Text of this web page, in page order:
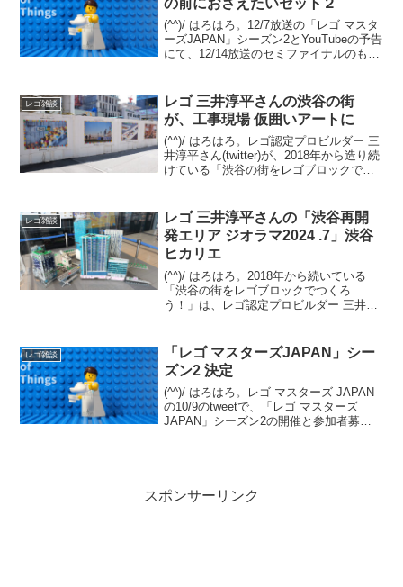
(^^)/ はろはろ。12/7放送の「レゴ マスタ
ーズJAPAN」シーズン2とYouTubeの予告
にて、12/14放送のセミファイナルのもう
ァイナルでは、既存セ...
レゴ雑談
レゴ 三井淳平さんの渋谷の街
が、工事現場 仮囲いアートに
(^^)/ はろはろ。レゴ認定プロビルダー 三
井淳平さん(twitter)が、2018年から造り続
けている「渋谷の街をレゴブロックでつ
谷の街を歩いていたら、三井さ...
レゴ雑談
レゴ 三井淳平さんの「渋谷再開
発エリア ジオラマ2024 .7」渋谷
ヒカリエ
(^^)/ はろはろ。2018年から続いている
「渋谷の街をレゴブロックでつくろ
う！」は、レゴ認定プロビルダー 三井淳
リニューアルし続けています。2024/7...
レゴ雑談
「レゴ マスターズJAPAN」シー
ズン2 決定
(^^)/ はろはろ。レゴ マスターズ JAPAN
の10/9のtweetで、「レゴ マスターズ
JAPAN」シーズン2の開催と参加者募集
スポンサーリンク